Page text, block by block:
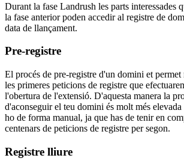
Durant la fase Landrush les parts interessades
la fase anterior poden accedir al registre de
data de llançament.
Pre-registre
El procés de pre-registre d'un domini et
les primeres peticions de registre que
l'obertura de l'extensió. D'aquesta manera la
d'aconseguir el teu domini és molt més
ho de forma manual, ja que has de tenir en
centenars de peticions de registre per segon.
Registre lliure